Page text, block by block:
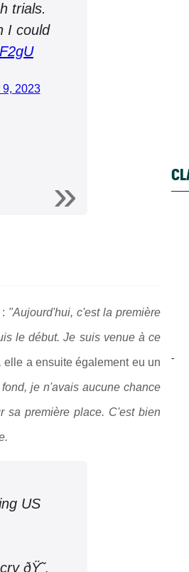
trials.
I could
9, 2023
"Aujourd'hui, c'est la première
le début. Je suis venue à ce
elle a ensuite également eu un
je n'avais aucune chance
sa première place. C'est bien
US
ðŸ˜‚
-